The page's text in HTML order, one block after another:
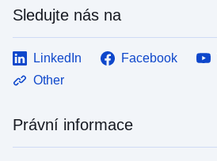
Sledujte nás na
LinkedIn Facebook
Other
Právní informace